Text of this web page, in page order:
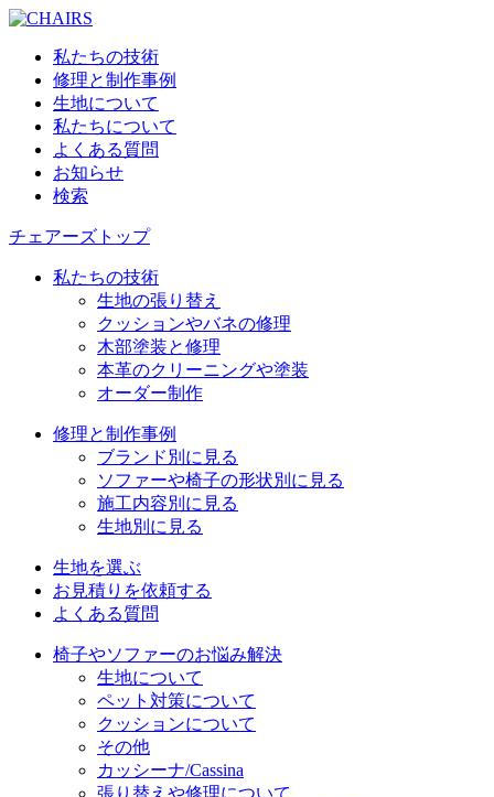
私たちの技術
修理と制作事例
生地について
私たちについて
よくある質問
お知らせ
検索
チェアーズトップ
私たちの技術
生地の張り替え
クッションやバネの修理
木部塗装と修理
本革のクリーニングや塗装
オーダー制作
修理と制作事例
ブランド別に見る
ソファーや椅子の形状別に見る
施工内容別に見る
生地別に見る
生地を選ぶ
お見積りを依頼する
よくある質問
椅子やソファーのお悩み解決
生地について
ペット対策について
クッションについて
その他
カッシーナ/Cassina
張り替えや修理について